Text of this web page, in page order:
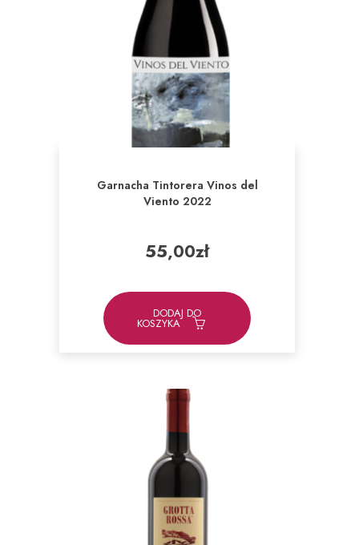
Garnacha Tintorera Vinos del
Viento 2022
55,00zł
DODAJ DO
KOSZYKA